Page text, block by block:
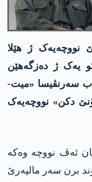
3 خزیرانێ نووچەیەک ژ ھێلا
یەک ژ دەزگەھێن
ب سەرنڤیسا «میت-
دکن» نووچەیەک
ئەڤ نووچە وەکە
برن سەر مالپەرێ